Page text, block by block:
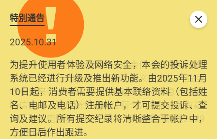
特別通告
2025.10.31
为提升使用者体验及网络安全，本会的投诉处理
系统已经进行升级及推出新功能。由2025年11月
10日起，消费者需要提供基本联络资料（包括姓
名、电邮及电话）注册帐户，才可提交投诉、查
询及建议。所有提交纪录将清晰整合于帐户中，
方便日后作出跟进。
关闭